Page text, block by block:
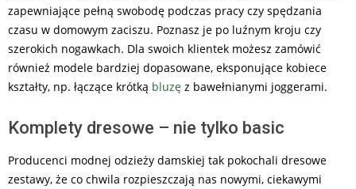
zapewniające pełną swobodę podczas pracy czy spędzania
czasu w domowym zaciszu. Poznasz je po luźnym kroju czy
szerokich nogawkach. Dla swoich klientek możesz zamówić
również modele bardziej dopasowane, eksponujące kobiece
kształty, np. łączące krótką bluzę z bawełnianymi joggerami.
Komplety dresowe – nie tylko basic
Producenci modnej odzieży damskiej tak pokochali dresowe
zestawy, że co chwila rozpieszczają nas nowymi, ciekawymi